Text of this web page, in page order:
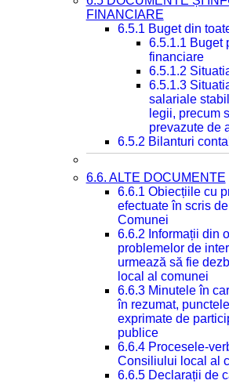
FINANCIARE
6.5.1 Buget din
6.5.1.1 Buget
financiare
6.5.1.2
6.5.1.3
salariale
legii, precum
prevazute de
6.5.2 Bilanturi
6.6. ALTE DOCUMENTE
6.6.1 Obiecțiile cu
efectuate în scris
Comunei
6.6.2 Informații din
problemelor de
urmează să fie
local al comunei
6.6.3 Minutele în
în rezumat,
exprimate de
publice
6.6.4 Procesele-
Consiliului local al
6.6.5 Declarații de